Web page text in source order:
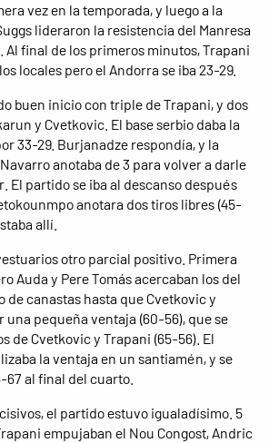
vez en la temporada, y luego a la
lideraron la resistencia del Manresa
final de los primeros minutos, Trapani
locales pero el Andorra se iba 23-29.
buen inicio con triple de Trapani, y dos
y Cvetkovic. El base serbio daba la
33-29. Burjanadze respondía, y la
anotaba de 3 para volver a darle
El partido se iba al descanso después
anotara dos tiros libres (45-
allí.
otro parcial positivo. Primera
Auda y Pere Tomás acercaban los del
de canastas hasta que Cvetkovic y
una pequeña ventaja (60-56), que se
de Cvetkovic y Trapani (65-56). El
la ventaja en un santiamén, y se
al final del cuarto.
el partido estuvo igualadísimo. 5
empujaban el Nou Congost, Andric